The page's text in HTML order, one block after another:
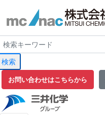
検索
お問い合わせはこちらから